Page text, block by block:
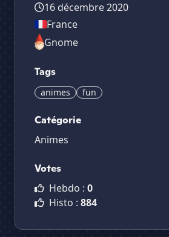
16 décembre 2020
France
Gnome
Tags
animes fun
Catégorie
Animes
Votes
Hebdo : 0
Histo : 884